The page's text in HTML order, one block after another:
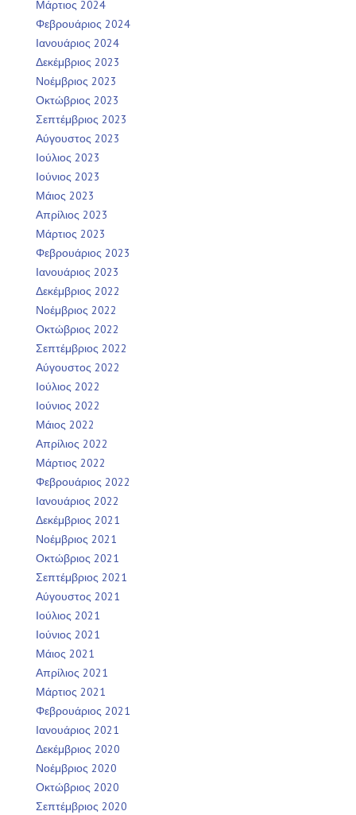
Μάρτιος 2024
Φεβρουάριος 2024
Ιανουάριος 2024
Δεκέμβριος 2023
Νοέμβριος 2023
Οκτώβριος 2023
Σεπτέμβριος 2023
Αύγουστος 2023
Ιούλιος 2023
Ιούνιος 2023
Μάιος 2023
Απρίλιος 2023
Μάρτιος 2023
Φεβρουάριος 2023
Ιανουάριος 2023
Δεκέμβριος 2022
Νοέμβριος 2022
Οκτώβριος 2022
Σεπτέμβριος 2022
Αύγουστος 2022
Ιούλιος 2022
Ιούνιος 2022
Μάιος 2022
Απρίλιος 2022
Μάρτιος 2022
Φεβρουάριος 2022
Ιανουάριος 2022
Δεκέμβριος 2021
Νοέμβριος 2021
Οκτώβριος 2021
Σεπτέμβριος 2021
Αύγουστος 2021
Ιούλιος 2021
Ιούνιος 2021
Μάιος 2021
Απρίλιος 2021
Μάρτιος 2021
Φεβρουάριος 2021
Ιανουάριος 2021
Δεκέμβριος 2020
Νοέμβριος 2020
Οκτώβριος 2020
Σεπτέμβριος 2020